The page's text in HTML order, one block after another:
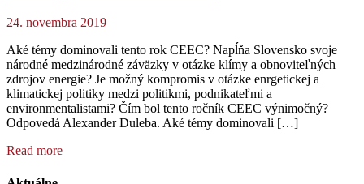
24. novembra 2019
Aké témy dominovali tento rok CEEC? Napĺňa Slovensko svoje
národné medzinárodné záväzky v otázke klímy a obnoviteľných
zdrojov energie? Je možný kompromis v otázke enrgetickej a
klimatickej politiky medzi politikmi, podnikateľmi a
environmentalistami? Čím bol tento ročník CEEC výnimočný?
Odpovedá Alexander Duleba. Aké témy dominovali […]
Read more